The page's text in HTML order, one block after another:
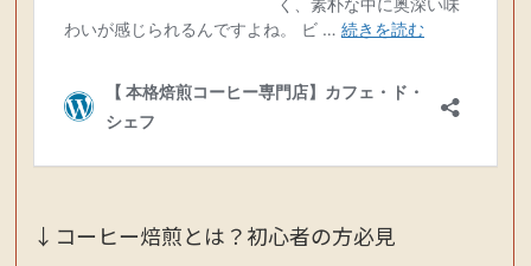
↓コーヒー焙煎とは？初心者の方必見